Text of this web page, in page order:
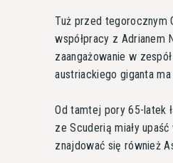
Tuż przed tegorocznym
współpracy z Adrianem
zaangażowanie w
austriackiego giganta
Od tamtej pory 65-latek
ze Scuderią miały
znajdować się również